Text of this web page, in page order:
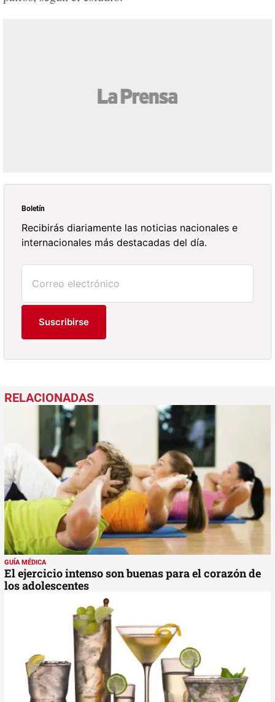
Boletín
Recibirás diariamente las noticias nacionales e
internacionales más destacadas del día.
Suscribirse
GUÍA MÉDICA
El ejercicio intenso son buenas para el corazón de
los adolescentes